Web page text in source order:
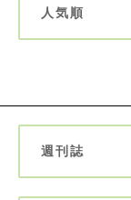
人気順
週刊誌